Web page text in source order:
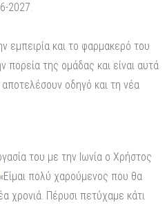
2027.
εμπειρία και το φαρμακερό του
πορεία της ομάδας και είναι αυτά
οδηγό και τη νέα
του με την Ιωνία ο Χρήστος
πολύ χαρούμενος που θα
χρονιά. Πέρυσι πετύχαμε κάτι